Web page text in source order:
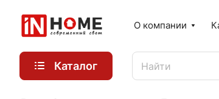
О компании
Каталог